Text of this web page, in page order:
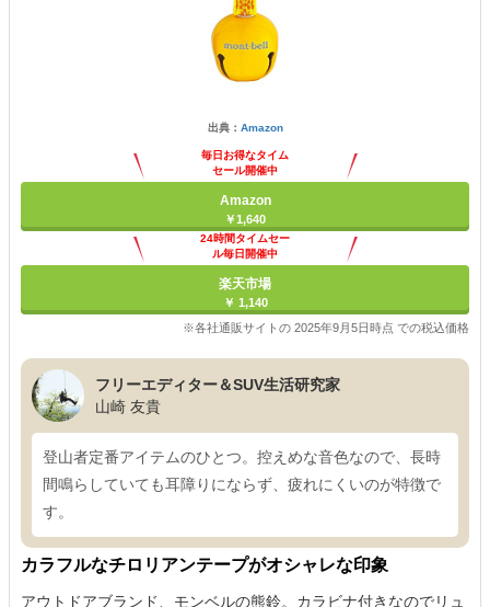
出典： Amazon
毎日お得なタイム
セール開催中
Amazon
￥1,640
24時間タイムセー
ル毎日開催中
楽天市場
￥ 1,140
※各社通販サイトの 2025年9月5日時点 での税込価格
フリーエディター＆SUV生活研究家
山崎 友貴
登山者定番アイテムのひとつ。控えめな音色なので、長時
間鳴らしていても耳障りにならず、疲れにくいのが特徴で
す。
カラフルなチロリアンテープがオシャレな印象
アウトドアブランド、モンベルの熊鈴。カラビナ付きなのでリュ